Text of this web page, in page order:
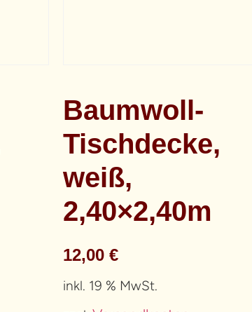
Baumwoll-
Tischdecke,
weiß,
2,40×2,40m
12,00 €
inkl. 19 % MwSt.